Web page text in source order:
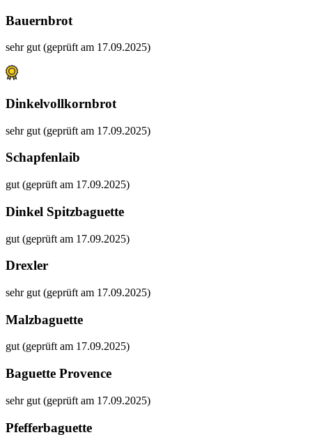
Bauernbrot
sehr gut (geprüft am 17.09.2025)
Dinkelvollkornbrot
sehr gut (geprüft am 17.09.2025)
Schapfenlaib
gut (geprüft am 17.09.2025)
Dinkel Spitzbaguette
gut (geprüft am 17.09.2025)
Drexler
sehr gut (geprüft am 17.09.2025)
Malzbaguette
gut (geprüft am 17.09.2025)
Baguette Provence
sehr gut (geprüft am 17.09.2025)
Pfefferbaguette